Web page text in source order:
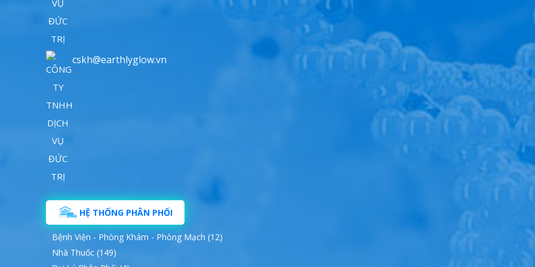
cskh@earthlyglow.vn
HỆ THỐNG PHÂN PHỐI
Bệnh Viện - Phòng Khám - Phòng Mạch (12)
Nhà Thuốc (149)